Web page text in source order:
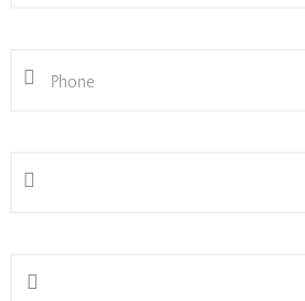
Phone